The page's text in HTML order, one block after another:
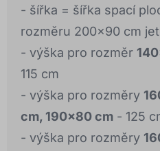
- šířka = šířka spací
rozměru 200x90 cm
- výška pro rozměr
115 cm
- výška pro rozměry
cm, 190x80 cm - 125
- výška pro rozměry